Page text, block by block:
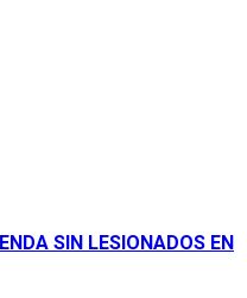
SIN LESIONADOS EN